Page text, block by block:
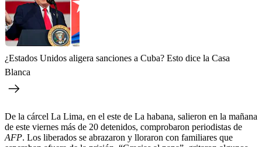
¿Estados Unidos aligera sanciones a Cuba? Esto dice la Casa
Blanca
De la cárcel La Lima, en el este de La habana, salieron en la mañana
de este viernes más de 20 detenidos, comprobaron periodistas de
AFP. Los liberados se abrazaron y lloraron con familiares que